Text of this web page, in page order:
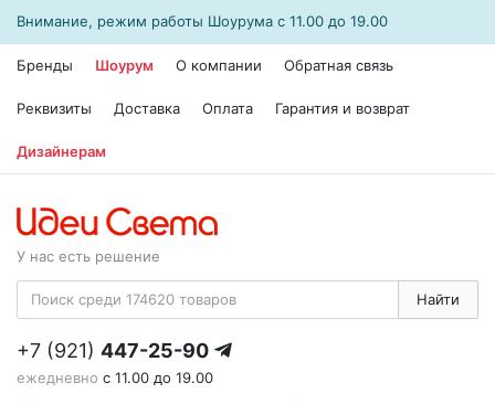
Внимание, режим работы Шоурума с 11.00 до 19.00
Бренды Шоурум О компании Обратная связь
Реквизиты Доставка Оплата Гарантия и возврат
Дизайнерам
У нас есть решение
Найти
+7 (921) 447-25-90
ежедневно с 11.00 до 19.00